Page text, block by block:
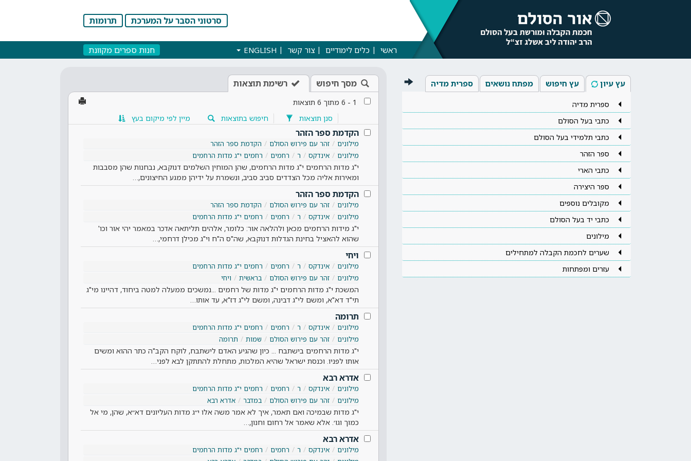
סרטוני הסבר על המערכת תרומות
ראשי כלים לימודיים צור קשר ENGLISH חנות ספרים מקוונת
עץ עיון עץ חיפוש מפתח נושאים ספרית מדיה
ספרית מדיה
כתבי בעל הסולם
כתבי תלמידי בעל הסולם
ספר הזהר
כתבי הארי
ספר היצירה
מקובלים נוספים
כתבי יד בעל הסולם
מילונים
שערים לחכמת הקבלה למתחילים
עזרים ומפתחות
מסך חיפוש רשימת תוצאות
1
-
6 מתוך 6 תוצאות
סנן תוצאות
חיפוש בתוצאות מיין לפי מיקום בעץ
הקדמת ספר הזהר
מילונים זהר עם פירוש הסולם
הקדמת ספר הזהר
מילונים
אינדקס ר רחמים רחמים י"ג מדות הרחמים
י"ג מדות הרחמים י"ג מדות הרחמים, שהן המוחין השלמים דנוקבא, נבחנות שהן מסבבות
ומאירות אליה מכל הצדדים סביב סביב, ונשמרת על ידיהן ממגע החיצונים,…
הקדמת ספר הזהר
מילונים זהר עם פירוש הסולם
הקדמת ספר הזהר
מילונים
אינדקס ר רחמים רחמים י"ג מדות הרחמים
י"ג מידות הרחמים מכאן ולהלאה אור: כלומר, אלהים תליתאה אדכר במאמר יהי אור וכו'
שהוא להאציל בחינת הגדלות דנוקבא, שה"ס ה"ח וי"ג מכילן דרחמי,…
ויחי
מילונים אינדקס ר רחמים
רחמים י"ג מדות הרחמים
מילונים
זהר עם פירוש הסולם בראשית ויחי
המשכת י"ג מדות הרחמים י"ג מדות של רחמים ...נמשכים ממעלה למטה ביחוד, דהיינו מי"ג
תי"ד דא"א, ומשם לי"ג דבינה, ומשם לי"ג דז"א, עד אותו…
תרומה
מילונים אינדקס ר רחמים
רחמים י"ג מדות הרחמים
מילונים
זהר עם פירוש הסולם שמות תרומה
י"ג מדות הרחמים בישתבח ... כיון שהגיע האדם לישתבח, לוקח הקב"ה כתר ההוא ומשים
אותו לפניו. וכנסת ישראל שהיא המלכות, מתחלת להתתקן לבא לפני…
אדרא רבא
מילונים אינדקס ר רחמים
רחמים י"ג מדות הרחמים
מילונים
זהר עם פירוש הסולם במדבר אדרא רבא
י"ג מדות שבמיכה ואם תאמר, איך לא אמר משה אלו י״ג מדות העליונים דא״א, שהן, מי אל
כמוך וגו׳. אלא שאמר אל רחום וחנון,…
אדרא רבא
מילונים אינדקס ר רחמים
רחמים י"ג מדות הרחמים